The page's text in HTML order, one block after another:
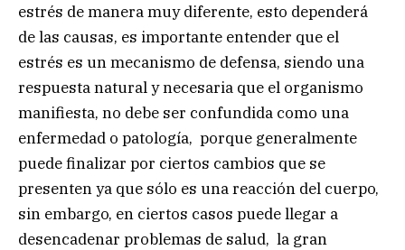
estrés de manera muy diferente, esto dependerá
de las causas, es importante entender que el
estrés es un mecanismo de defensa, siendo una
respuesta natural y necesaria que el organismo
manifiesta, no debe ser confundida como una
enfermedad o patología, porque generalmente
puede finalizar por ciertos cambios que se
presenten ya que sólo es una reacción del cuerpo,
sin embargo, en ciertos casos puede llegar a
desencadenar problemas de salud, la gran